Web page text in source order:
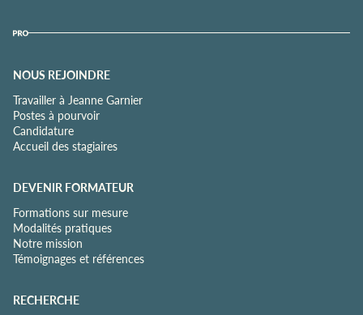
NOUS REJOINDRE
Travailler à Jeanne Garnier
Postes à pourvoir
Candidature
Accueil des stagiaires
DEVENIR FORMATEUR
Formations sur mesure
Modalités pratiques
Notre mission
Témoignages et références
RECHERCHE